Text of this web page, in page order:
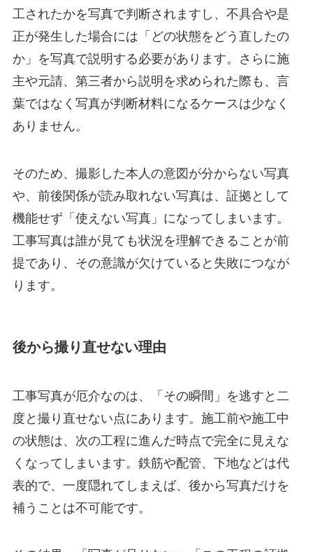
工されたかを写真で判断されますし、不具合や是
正が発生した場合には「どの状態をどう直したの
か」を写真で説明する必要があります。さらに施
主や元請、第三者から説明を求められた際も、言
葉ではなく写真が判断材料になるケースは少なく
ありません。
そのため、撮影した本人の意図が分からない写真
や、前後関係が読み取れない写真は、証拠として
機能せず「使えない写真」になってしまいます。
工事写真は誰が見ても状況を理解できることが前
提であり、その意識が欠けていると失敗につなが
ります。
後から撮り直せない理由
工事写真が厄介なのは、「その瞬間」を逃すと二
度と撮り直せない点にあります。施工前や施工中
の状態は、次の工程に進んだ時点で完全に見えな
くなってしまいます。鉄筋や配管、下地などは代
表的で、一度隠れてしまえば、後から写真だけを
補うことは不可能です。